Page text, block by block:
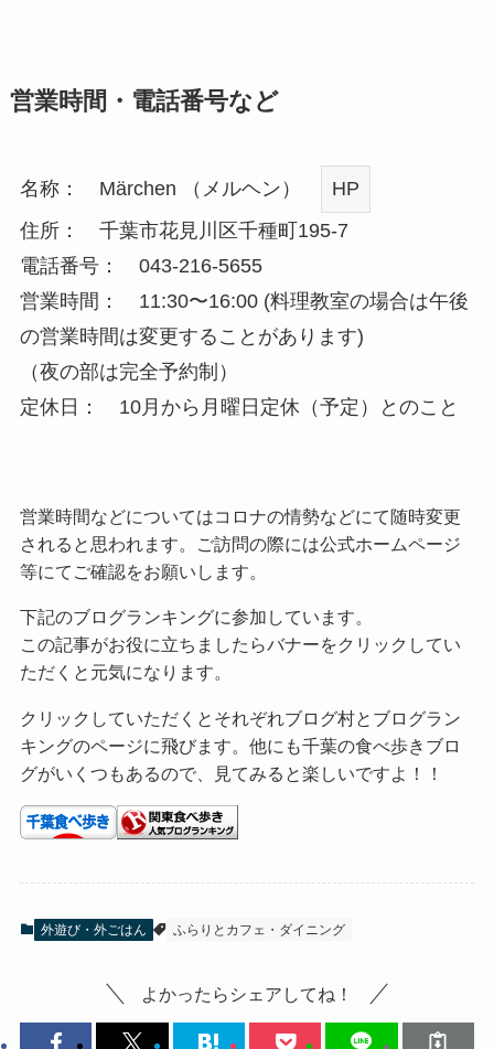
営業時間・電話番号など
名称： Märchen （メルヘン）
HP
住所： 千葉市花見川区千種町195-7
電話番号： 043-216-5655
営業時間： 11:30〜16:00 (料理教室の場合は午後
の営業時間は変更することがあります)
（夜の部は完全予約制）
定休日： 10月から月曜日定休（予定）とのこと
営業時間などについてはコロナの情勢などにて随時変更
されると思われます。ご訪問の際には公式ホームページ
等にてご確認をお願いします。
下記のブログランキングに参加しています。
この記事がお役に立ちましたらバナーをクリックしてい
ただくと元気になります。
クリックしていただくとそれぞれブログ村とブログラン
キングのページに飛びます。他にも千葉の食べ歩きブロ
グがいくつもあるので、見てみると楽しいですよ！！
外遊び・外ごはん ふらりとカフェ・ダイニング
よかったらシェアしてね！